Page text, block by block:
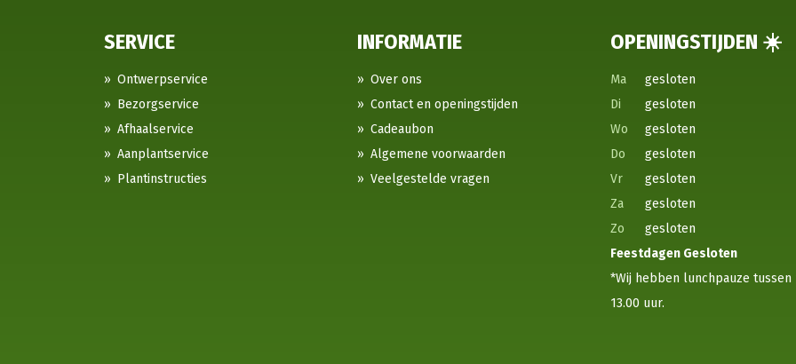
SERVICE
Ontwerpservice
Bezorgservice
Afhaalservice
Aanplantservice
Plantinstructies
INFORMATIE
Over ons
Contact en openingstijden
Cadeaubon
Algemene voorwaarden
Veelgestelde vragen
OPENINGSTIJDEN ☀️
Ma
gesloten
Di
gesloten
Wo
gesloten
Do
gesloten
Vr
gesloten
Za
gesloten
Zo
gesloten
Feestdagen Gesloten
*Wij hebben lunchpauze tussen
13.00 uur.